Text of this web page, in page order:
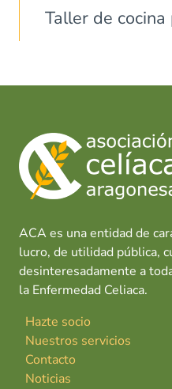
Taller de
ACA es una entidad de
lucro, de utilidad pública,
desinteresadamente a
la Enfermedad Celiaca.
Hazte socio
Nuestros servicios
Contacto
Noticias